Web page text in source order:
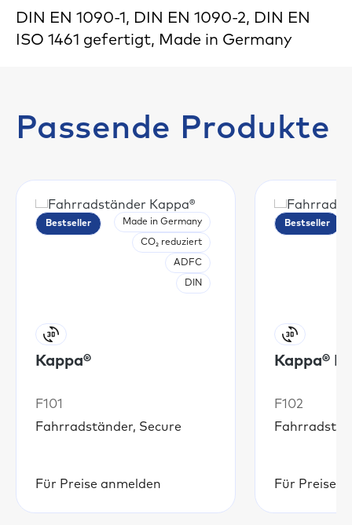
DIN EN 1090-1, DIN EN 1090-2, DIN EN
ISO 1461 gefertigt, Made in Germany
Passende Produkte
Bestseller Made in Germany
CO₂ reduziert
ADFC
DIN
Kappa®
F101
Fahrradständer, Secure
Für Preise anmelden
Bestseller
Kappa®
F102
Für Preise